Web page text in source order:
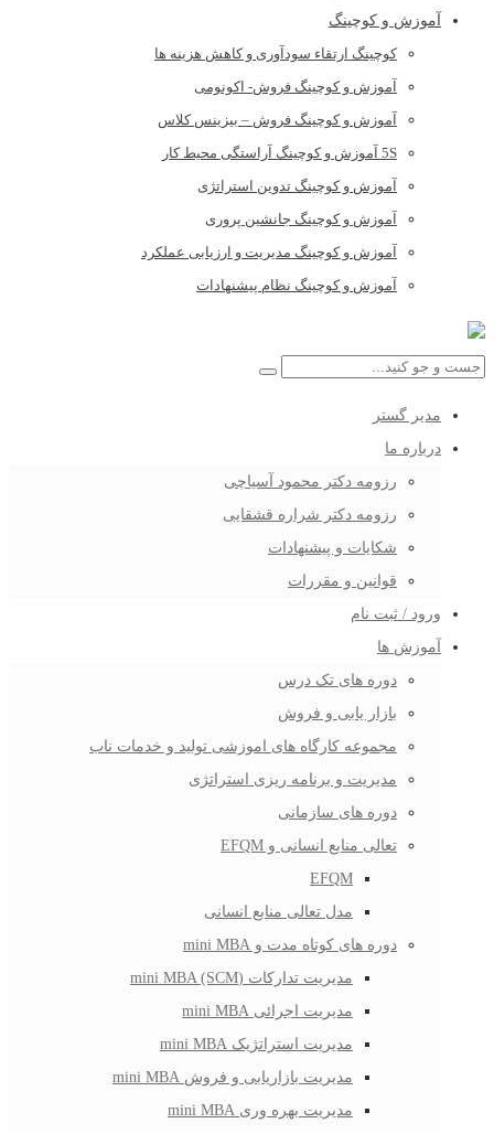
آموزش و کوچینگ
کوچینگ ارتقاء سودآوری و کاهش هزینه ها
آموزش و کوچینگ فروش- اکونومی
آموزش و کوچینگ فروش – بیزینس کلاس
5S آموزش و کوچینگ آراستگی محیط کار
آموزش و کوچینگ تدوین استراتژی
آموزش و کوچینگ جانشین پروری
آموزش و کوچینگ مدیریت و ارزیابی عملکرد
آموزش و کوچینگ نظام پیشنهادات
مدیر گستر
درباره ما
رزومه دکتر محمود آسیاچی
رزومه دکتر شراره قشقایی
شکایات و پیشنهادات
قوانین و مقررات
ورود / ثبت نام
آموزش ها
دوره های تک درس
بازار یابی و فروش
مجموعه کارگاه های اموزشی تولید و خدمات ناب
مدیریت و برنامه ریزی استراتژی
دوره های سازمانی
تعالی منابع انسانی و EFQM
EFQM
مدل تعالی منابع انسانی
دوره های کوتاه مدت و mini MBA
مدیریت تدارکات (mini MBA (SCM
مدیریت اجرائی mini MBA
مدیریت استراتژیک mini MBA
مدیریت بازاریابی و فروش mini MBA
مدیریت بهره وری mini MBA